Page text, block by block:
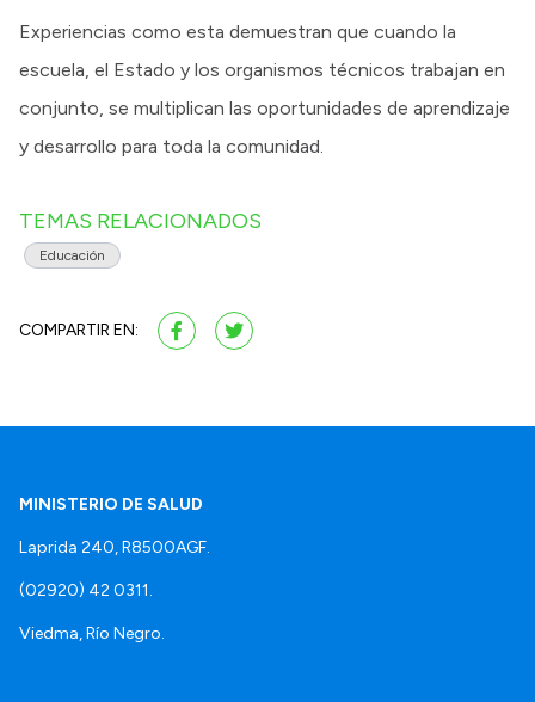
Experiencias como esta demuestran que cuando la
escuela, el Estado y los organismos técnicos trabajan en
conjunto, se multiplican las oportunidades de aprendizaje
y desarrollo para toda la comunidad.
TEMAS RELACIONADOS
Educación
COMPARTIR EN:
MINISTERIO DE SALUD
Laprida 240, R8500AGF.
(02920) 42 0311.
Viedma, Río Negro.